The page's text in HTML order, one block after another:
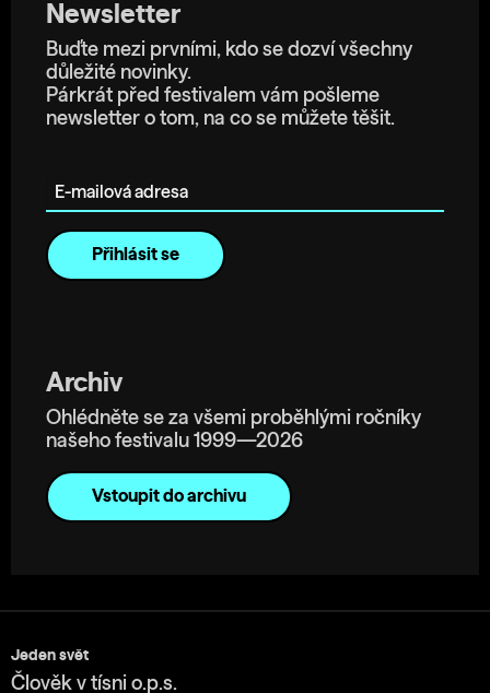
Newsletter
Buďte mezi prvními, kdo se dozví všechny
důležité novinky.
Párkrát před festivalem vám pošleme
newsletter o tom, na co se můžete těšit.
Archiv
Ohlédněte se za všemi proběhlými ročníky
našeho festivalu 1999—2026
Vstoupit do archivu
Jeden svět
Člověk v tísni o.p.s.